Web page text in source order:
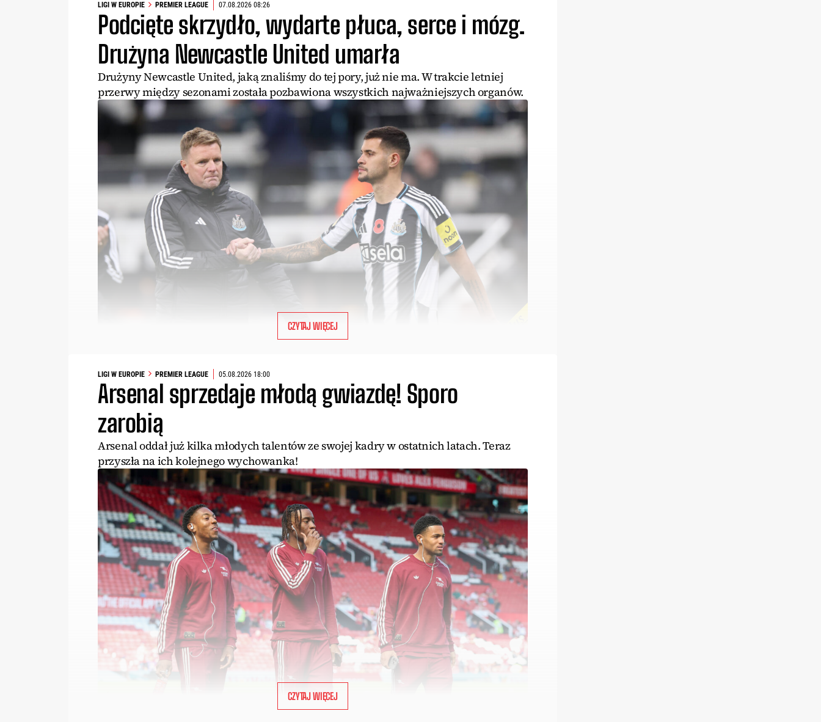
LIGI W EUROPIE PREMIER LEAGUE 07.08.2026 08:26
Podcięte skrzydło, wydarte płuca, serce i mózg.
Drużyna Newcastle United umarła
Drużyny Newcastle United, jaką znaliśmy do tej pory, już nie ma. W trakcie letniej
przerwy między sezonami została pozbawiona wszystkich najważniejszych organów.
CZYTAJ WIĘCEJ
LIGI W EUROPIE PREMIER LEAGUE 05.08.2026 18:00
Arsenal sprzedaje młodą gwiazdę! Sporo
zarobią
Arsenal oddał już kilka młodych talentów ze swojej kadry w ostatnich latach. Teraz
przyszła na ich kolejnego wychowanka!
CZYTAJ WIĘCEJ